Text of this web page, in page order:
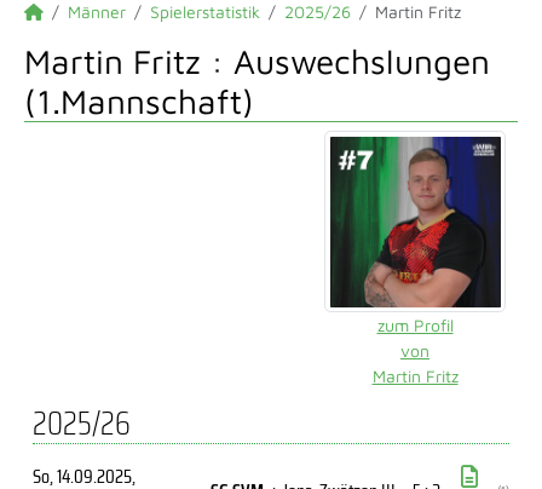
Männer Spielerstatistik 2025/26 Martin Fritz
Martin Fritz : Auswechslungen
(1.Mannschaft)
zum Profil
von
Martin Fritz
2025/26
So, 14.09.2025,